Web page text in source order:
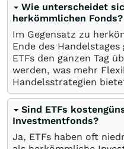
Wie unterscheidet
herkömmlichen Fonds?
Im Gegensatz zu
Ende des
ETFs den ganzen Tag
werden, was mehr
Handelsstrategien
Sind ETFs
Investmentfonds?
Ja, ETFs haben oft